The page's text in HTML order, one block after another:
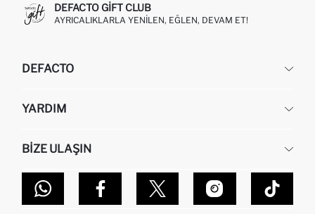
DEFACTO GIFT CLUB
AYRICALIKLARLA YENILEN, EĞLEN, DEVAM ET!
DEFACTO
HAKKIMIZDA
KURUMSAL SATIŞ
DEFACTO TEKNOLOJI
SITEMAP
YARDIM
SIPARIŞIMI NASIL TAKIP EDERIM?
NASIL İADE EDERIM?
GIFT CLUB SIKÇA SORULAN SORULAR
İŞLEM REHBERI
BIZE ULAŞIN
MAĞAZALARIMIZ
İLETIŞIM FORMU